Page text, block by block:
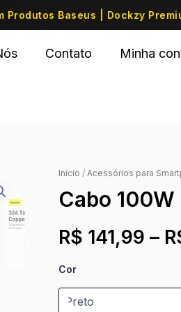
Produtos Baseus | Dockzy
Contato Minha
Início / Acessórios para
Cabo
R$ 141,99 –
Cor